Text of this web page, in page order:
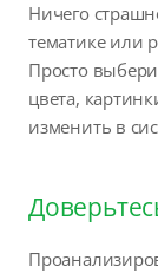
Ничего
тематике или
Просто
цвета,
изменить в